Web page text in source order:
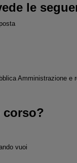
le
Amministrazione e
corso?
vuoi